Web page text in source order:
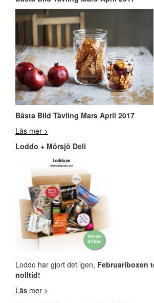
Bästa Bild Tävling Mars April 2017
Läs mer >
Loddo + Mörsjö Deli
Loddo har gjort det igen, Februariboxen
nolltid!
Läs mer >